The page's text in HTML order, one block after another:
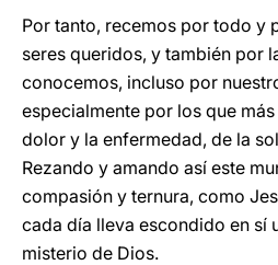
Por tanto, recemos por todo y
seres queridos, y también por
conocemos, incluso por
especialmente por los que
dolor y la enfermedad, de la
Rezando y amando así este
compasión y ternura, como
cada día lleva escondido en sí
misterio de Dios.